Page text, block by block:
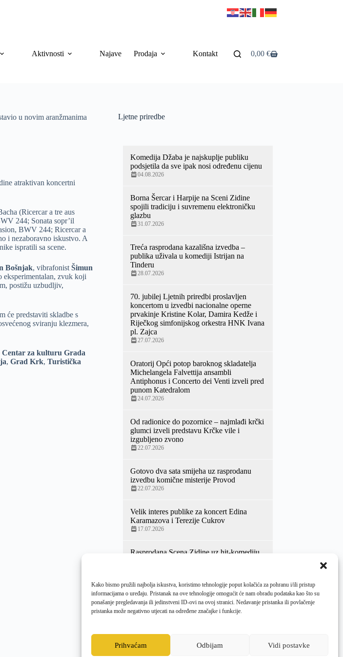
Kako bismo pružili najbolja iskustva, koristimo tehnologije poput kolačića za pohranu i/ili pristup
informacijama o uređaju. Pristanak na ove tehnologije omogućit će nam obradu podataka kao što su
ponašanje pregledavanja ili jedinstveni ID-ovi na ovoj stranici. Nedavanje pristanka ili povlačenje
pristanka može negativno utjecati na određene značajke i funkcije.
Prihvaćam Odbijam Vidi postavke
Aktivnosti Najave Prodaja Kontakt 0,00 €
u novim aranžmanima
atraktivan koncertni
(Ricercar a tre aus
244; Sonata sopr’il
BWV 244; Ricercar a
i nezaboravno iskustvo. A
ispratili sa scene.
Bošnjak, vibrafonist Šimun
eksperimentalan, zvuk koji
postižu uzbudljiv,
će predstaviti skladbe s
sviranju klezmera,
Centar za kulturu Grada
, Grad Krk, Turistička
Ljetne priredbe
Komedija Džaba je najskuplje publiku
podsjetila da sve ipak nosi određenu cijenu
04.08.2026
Borna Šercar i Harpije na Sceni Zidine
spojili tradiciju i suvremenu elektroničku
glazbu
31.07.2026
Treća rasprodana kazališna izvedba –
publika uživala u komediji Istrijan na
Tinderu
28.07.2026
70. jubilej Ljetnih priredbi proslavljen
koncertom u izvedbi nacionalne operne
prvakinje Kristine Kolar, Damira Kedže i
Riječkog simfonijskog orkestra HNK Ivana
pl. Zajca
27.07.2026
Oratorij Opći potop baroknog skladatelja
Michelangela Falvettija ansambli
Antiphonus i Concerto dei Venti izveli pred
punom Katedralom
24.07.2026
Od radionice do pozornice – najmlađi krčki
glumci izveli predstavu Krčke vile i
izgubljeno zvono
22.07.2026
Gotovo dva sata smijeha uz rasprodanu
izvedbu komične misterije Provod
22.07.2026
Velik interes publike za koncert Edina
Karamazova i Terezije Cukrov
17.07.2026
Rasprodana Scena Zidine uz hit-komediju
70. Ljetne priredbe otvorene
veličanstvenim koncertom Hrvatskog
baroknog ansambla i bugarske violinistice